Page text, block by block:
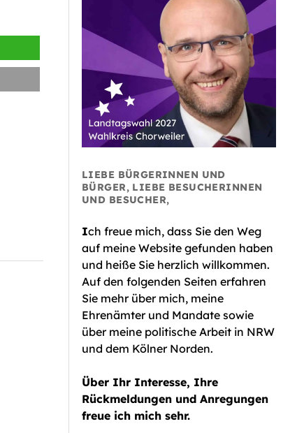
LIEBE BÜRGERINNEN UND
BÜRGER, LIEBE BESUCHERINNEN
UND BESUCHER,
Ich freue mich, dass Sie den Weg
auf meine Website gefunden haben
und heiße Sie herzlich willkommen.
Auf den folgenden Seiten erfahren
Sie mehr über mich, meine
Ehrenämter und Mandate sowie
über meine politische Arbeit in NRW
und dem Kölner Norden.
Über Ihr Interesse, Ihre
Rückmeldungen und Anregungen
freue ich mich sehr.